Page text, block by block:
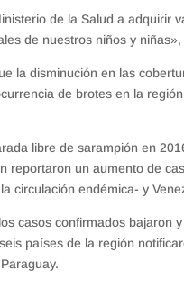
de la Salud a adquirir
de nuestros niños y
la disminución en las
de brotes en la
libre de sarampión en
reportaron un aumento de
circulación endémica- y
casos confirmados bajaron
países de la región